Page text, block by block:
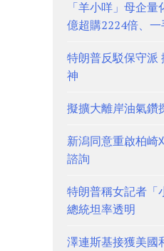
「羊小咩」母企
億超購2224倍、
特朗普反駁保守派
神
擬擴大離岸油氣鑽
新潟同意重啟柏崎
諮詢
特朗普稱女記者「
總統坦率透明
澤連斯基接獲美國